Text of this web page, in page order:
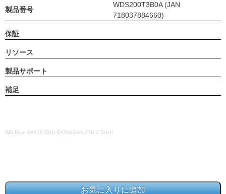
製品番号
WDS200T3B0A (JAN
718037884660)
保証
リソース
製品サポート
補足
WD Blue SA510 SSD SATA6Gb/s 2TB 2.5inch